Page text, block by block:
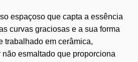
espaçoso que capta a essência
curvas graciosas e a sua forma
trabalhado em cerâmica,
esmaltado que proporciona